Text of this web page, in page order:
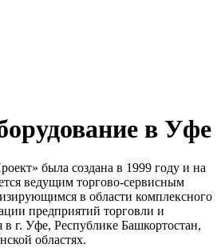
в Уфе
была создана в 1999 году и на
ведущим торгово-сервисным
в области комплексного
предприятий торговли и
г. Уфе, Республике Башкортостан,
областях.